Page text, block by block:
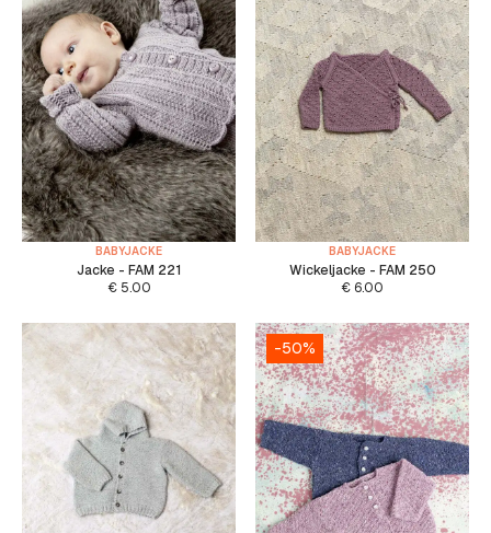
BABYJACKE
Jacke - FAM 221
€5.00
BABYJACKE
Wickeljacke - FAM 250
€ 6.00
-50%